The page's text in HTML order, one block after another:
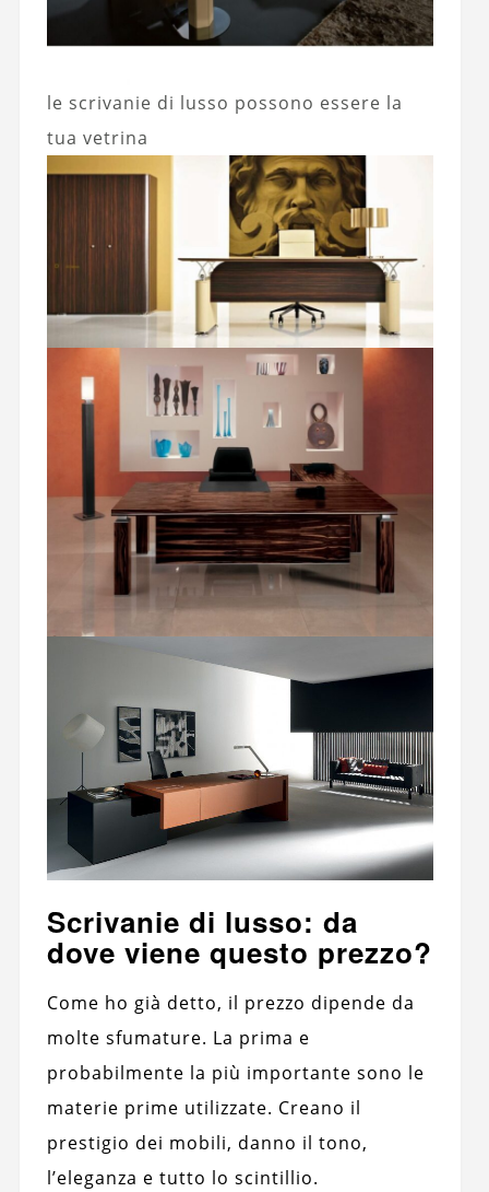
le scrivanie di lusso possono essere la
tua vetrina
Scrivanie di lusso: da
dove viene questo prezzo?
Come ho già detto, il prezzo dipende da
molte sfumature. La prima e
probabilmente la più importante sono le
materie prime utilizzate. Creano il
prestigio dei mobili, danno il tono,
l’eleganza e tutto lo scintillio.